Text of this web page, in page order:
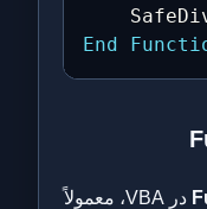
End
در VBA، معمولاً